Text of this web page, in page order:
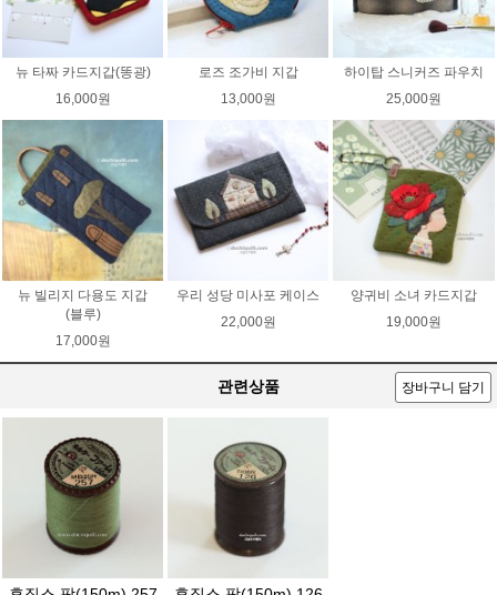
뉴 타짜 카드지갑(똥광)
16,000원
로즈 조가비 지갑
13,000원
하이탑 스니커즈 파우치
25,000원
뉴 빌리지 다용도 지갑
(블루)
17,000원
우리 성당 미사포 케이스
22,000원
양귀비 소녀 카드지갑
19,000원
관련상품 장바구니 담기